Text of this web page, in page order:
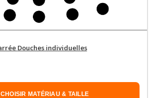
Plaque de porte carrée Douches individuelles
CHOISIR MATÉRIAU & TAILLE